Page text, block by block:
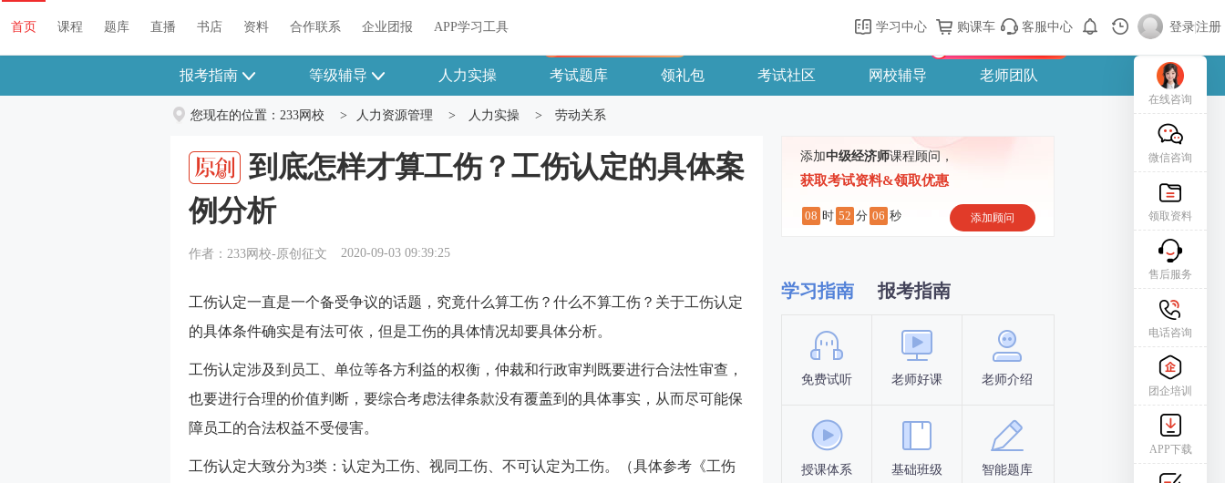
首页 课程 题库 直播 书店 资料 关于我们 帮助中心 购课车 登录/注册
首页 课程 题库 直播 书店 资料 合作联系 企业团报 APP学习工具 学习中心 购课车 客服中心 登录|注册
报考指南 等级辅导 人力实操 考试题库 领礼包 考试社区 网校辅导 老师团队
您现在的位置： 233网校 > 人力资源管理 > 人力实操 > 劳动关系
到底怎样才算工伤？工伤认定的具体案
例分析
作者：233网校-原创征文 2020-09-03 09:39:25
工伤认定一直是一个备受争议的话题，究竟什么算工伤？什么不算工伤？关于工伤认定
的具体条件确实是有法可依，但是工伤的具体情况却要具体分析。
工伤认定涉及到员工、单位等各方利益的权衡，仲裁和行政审判既要进行合法性审查，
也要进行合理的价值判断，要综合考虑法律条款没有覆盖到的具体事实，从而尽可能保
障员工的合法权益不受侵害。
工伤认定大致分为3类：认定为工伤、视同工伤、不可认定为工伤。（具体参考《工伤
添加中级经济师课程顾问，
获取考试资料&领取优惠
08 时 52 分 05 秒 添加顾问
学习指南 报考指南
免费试听 老师好课 老师介绍
授课体系 基础班级 智能题库
报名时间
在线咨询
微信咨询
领取资料
售后服务
电话咨询
团企培训
APP下载